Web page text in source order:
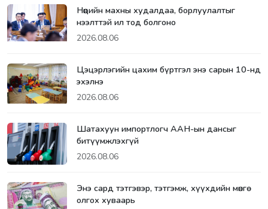
Нөөцийн махны худалдаа, борлуулалтыг
нээлттэй ил тод болгоно
2026.08.06
Цэцэрлэгийн цахим бүртгэл энэ сарын 10-нд
эхэлнэ
2026.08.06
Шатахуун импортлогч ААН-ын дансыг
битүүмжлэхгүй
2026.08.06
Энэ сард тэтгэвэр, тэтгэмж, хүүхдийн мөнгө
олгох хуваарь